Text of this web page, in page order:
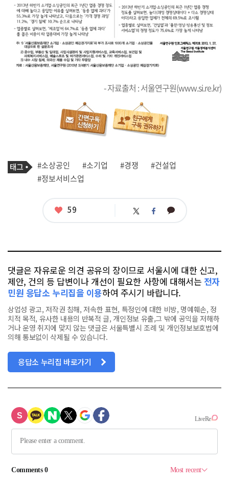
- 자료출처 : 서울연구원(www.si.re.kr)
기
사
관
련
태
그
#소상공인 #소기업 #경쟁
#건설업
#정보서비스업
좋
59 트 페 카
댓글은 자유로운 의견 공유의 장이므로 서울시에 대한 신고,
제안, 건의 등 답변이나 개선이 필요한 사항에 대해서는 전자
민원 응답소 누리집을 이용하여 주시기 바랍니다.
상업성 광고, 저작권 침해, 저속한 표현, 특정인에 대한 비방, 명예훼손, 정
치적 목적, 유사한 내용의 반복적 글, 개인정보 유출,그 밖에 공익을 저해하
거나 운영 취지에 맞지 않는 댓글은 서울특별시 조례 및 개인정보보호법에
의해 통보없이 삭제될 수 있습니다.
응답소 누리집 바로가기